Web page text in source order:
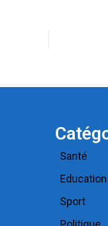
Santé
Education
Sport